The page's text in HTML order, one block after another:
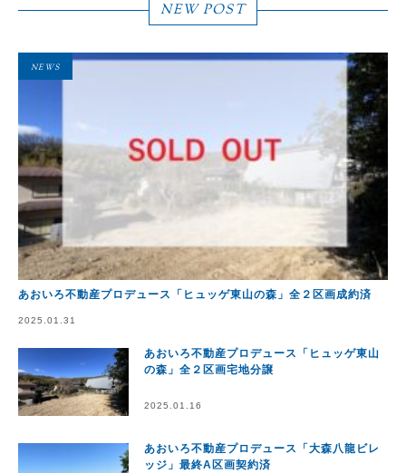
NEW POST
NEWS
あおいろ不動産プロデュース「ヒュッゲ東山の森」全２区画成約済
2025.01.31
あおいろ不動産プロデュース「ヒュッゲ東山
の森」全２区画宅地分譲
2025.01.16
あおいろ不動産プロデュース「大森八龍ビレ
ッジ」最終A区画契約済